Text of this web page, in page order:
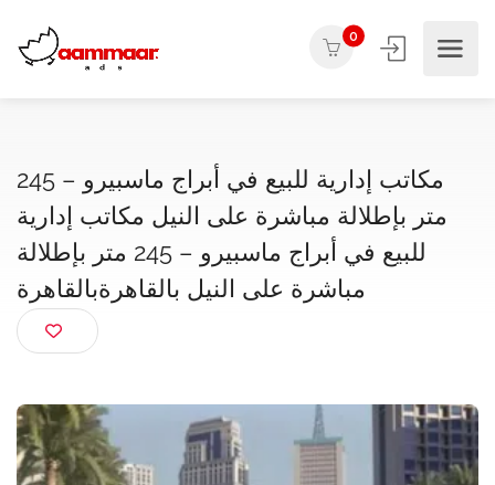
0
مكاتب إدارية للبيع في أبراج ماسبيرو – 245
متر بإطلالة مباشرة على النيل مكاتب إدارية
للبيع في أبراج ماسبيرو – 245 متر بإطلالة
مباشرة على النيل بالقاهرةبالقاهرة